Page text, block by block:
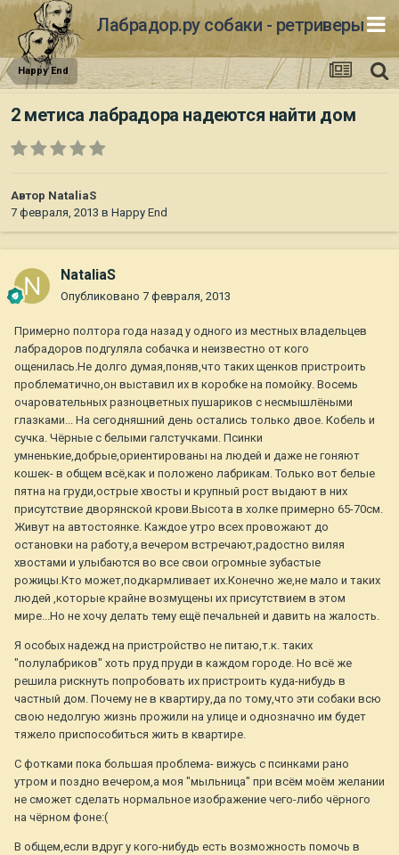
Лабрадор.ру собаки - ретриверы
Happy End
2 метиса лабрадора надеются найти дом
Автор NataliaS
7 февраля, 2013 в Happy End
NataliaS
Опубликовано 7 февраля, 2013
Примерно полтора года назад у одного из местных владельцев
лабрадоров подгуляла собачка и неизвестно от кого
ощенилась.Не долго думая,поняв,что таких щенков пристроить
проблематично,он выставил их в коробке на помойку. Восемь
очаровательных разноцветных пушариков с несмышлёными
глазками... На сегодняшний день остались только двое. Кобель и
сучка. Чёрные с белыми галстучками. Псинки
умненькие,добрые,ориентированы на людей и даже не гоняют
кошек- в общем всё,как и положено лабрикам. Только вот белые
пятна на груди,острые хвосты и крупный рост выдают в них
присутствие дворянской крови.Высота в холке примерно 65-70см.
Живут на автостоянке. Каждое утро всех провожают до
остановки на работу,а вечером встречают,радостно виляя
хвостами и улыбаются во все свои огромные зубастые
рожицы.Кто может,подкармливает их.Конечно же,не мало и таких
людей ,которые крайне возмущены их присутствием в этом
мире...Но не хочу делать тему ещё печальней и давить на жалость.
Я особых надежд на пристройство не питаю,т.к. таких
"полулабриков" хоть пруд пруди в каждом городе. Но всё же
решила рискнуть попробовать их пристроить куда-нибудь в
частный дом. Почему не в квартиру,да по тому,что эти собаки всю
свою недолгую жизнь прожили на улице и однозначно им будет
тяжело приспособиться жить в квартире.
С фотками пока большая проблема- вижусь с псинками рано
утром и поздно вечером,а моя "мыльница" при всём моём желании
не сможет сделать нормальное изображение чего-либо чёрного
на чёрном фоне:(
В общем,если вдруг у кого-нибудь есть возможность помочь в